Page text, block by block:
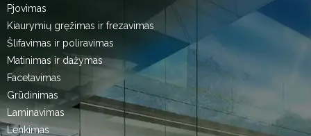
Pjovimas
Kiaurymių gręžimas ir frezavimas
Šlifavimas ir poliravimas
Matinimas ir dažymas
Facetavimas
Grūdinimas
Laminavimas
Lenkimas